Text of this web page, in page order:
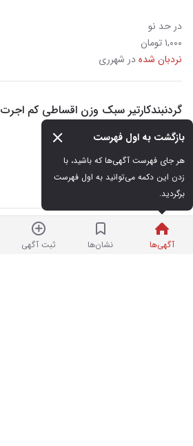
آگهی‌ها
بازگشت به اول فهرست
برگردید.
نشان‌ها ثبت آگهی
در حد نو
۱,۰۰۰ تومان
نردبان شدهدر شهرری
گردنبندکارتیر سبک وزن اقساطی کم اجرت
تحویل درلحظه
۱,۰۰۰,۰۰۰ تومان
نردبان شده | فروشگاه
در صادقیه
طلا الکی گرون نخر بدون مالیات و اجرت